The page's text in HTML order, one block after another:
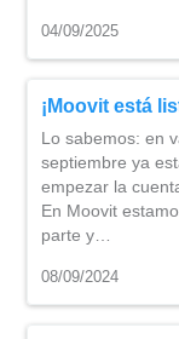
04/09/2025
¡Moovit está
Lo sabemos: en
septiembre ya
empezar la
En Moovit
parte y…
08/09/2024